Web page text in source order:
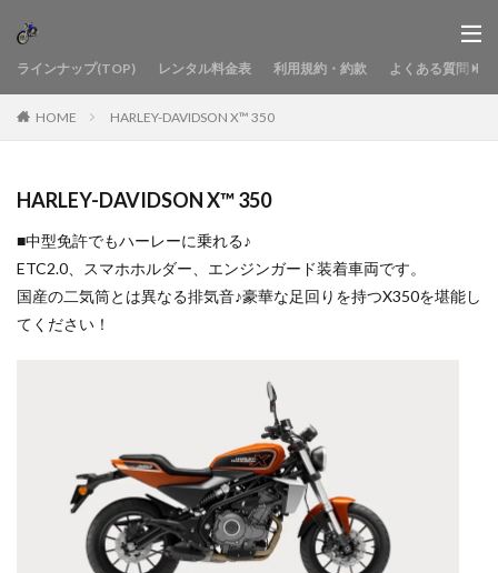
ラインナップ(TOP) レンタル料金表 利用規約・約款 よくある質問
HOME HARLEY-DAVIDSON X™ 350
HARLEY-DAVIDSON X™ 350
■中型免許でもハーレーに乗れる♪
ETC2.0、スマホホルダー、エンジンガード装着車両です。
国産の二気筒とは異なる排気音♪豪華な足回りを持つX350を堪能し
てください！